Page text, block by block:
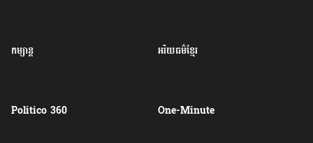
កម្សាន្ត អរិយធម៌ខ្មែរ
Politico 360 One-Minute